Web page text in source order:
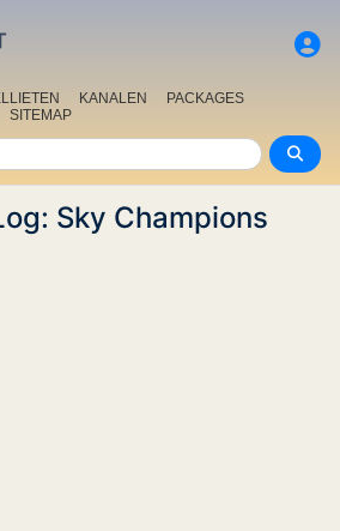
KANALEN
PACKAGES
SITEMAP
Sky Champions